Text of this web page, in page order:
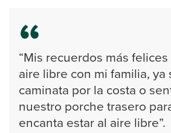
“Mis recuerdos más
aire libre con mi familia, ya
caminata por la costa o
nuestro porche trasero
encanta estar al aire libre”.